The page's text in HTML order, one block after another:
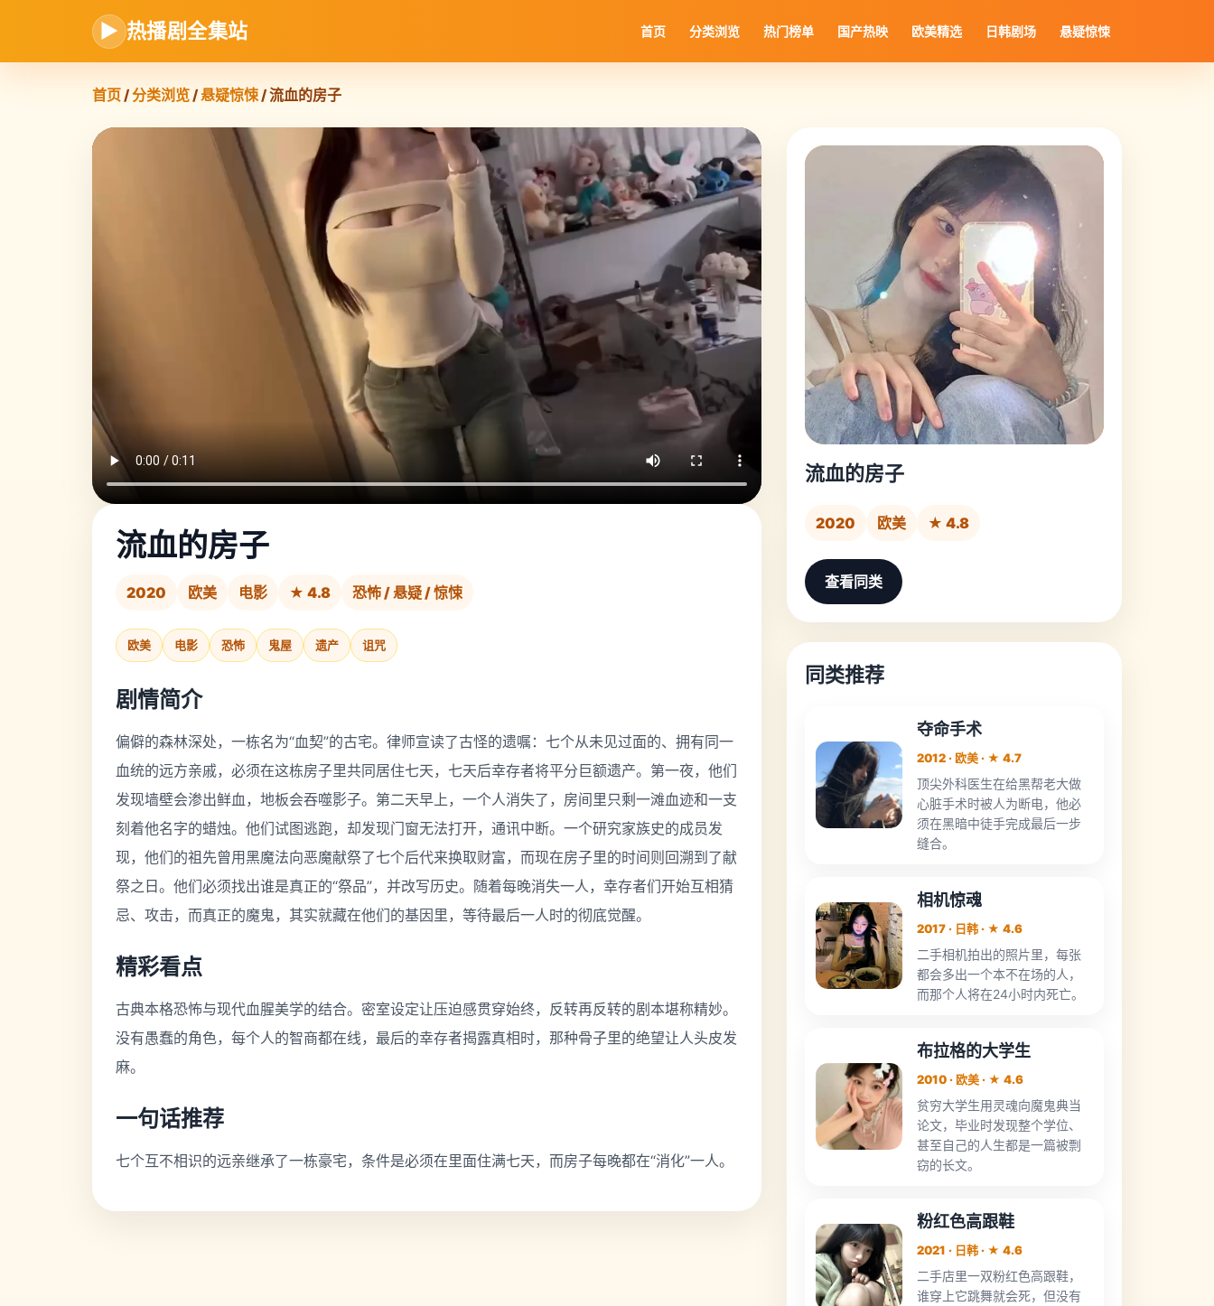
▶ 热播剧全集站 首页 分类浏览 热门榜单 国产热映 欧美精选 日韩剧场 悬疑惊悚
首页/分类浏览/悬疑惊悚/ 流血的房子
流血的房子
2020 欧美 电影 ★ 4.8 恐怖 / 悬疑 / 惊悚
欧美 电影 恐怖 鬼屋 遗产 诅咒
剧情简介
偏僻的森林深处，一栋名为“血契”的古宅。律师宣读了古怪的遗嘱：七个从未见过面的、拥有同一
血统的远方亲戚，必须在这栋房子里共同居住七天，七天后幸存者将平分巨额遗产。第一夜，他们
发现墙壁会渗出鲜血，地板会吞噬影子。第二天早上，一个人消失了，房间里只剩一滩血迹和一支
刻着他名字的蜡烛。他们试图逃跑，却发现门窗无法打开，通讯中断。一个研究家族史的成员发
现，他们的祖先曾用黑魔法向恶魔献祭了七个后代来换取财富，而现在房子里的时间则回溯到了献
祭之日。他们必须找出谁是真正的“祭品”，并改写历史。随着每晚消失一人，幸存者们开始互相猜
忌、攻击，而真正的魔鬼，其实就藏在他们的基因里，等待最后一人时的彻底觉醒。
精彩看点
古典本格恐怖与现代血腥美学的结合。密室设定让压迫感贯穿始终，反转再反转的剧本堪称精妙。
没有愚蠢的角色，每个人的智商都在线，最后的幸存者揭露真相时，那种骨子里的绝望让人头皮发
麻。
一句话推荐
七个互不相识的远亲继承了一栋豪宅，条件是必须在里面住满七天，而房子每晚都在“消化”一人。
流血的房子
2020 欧美 ★ 4.8
查看同类
同类推荐
夺命手术
2012 · 欧美 · ★ 4.7
顶尖外科医生在给黑帮老大做
心脏手术时被人为断电，他必
须在黑暗中徒手完成最后一步
缝合。
相机惊魂
2017 · 日韩 · ★ 4.6
二手相机拍出的照片里，每张
都会多出一个本不在场的人，
而那个人将在24小时内死亡。
布拉格的大学生
2010 · 欧美 · ★ 4.6
贫穷大学生用灵魂向魔鬼典当
论文，毕业时发现整个学位、
甚至自己的人生都是一篇被剽
窃的长文。
粉红色高跟鞋
2021 · 日韩 · ★ 4.6
二手店里一双粉红色高跟鞋，
谁穿上它跳舞就会死，但没有